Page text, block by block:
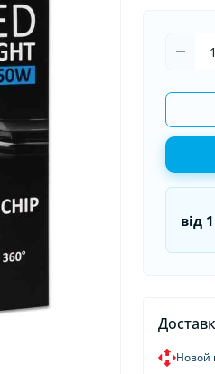
Накидки на сидения
Органайзеры в авто
від
Новой